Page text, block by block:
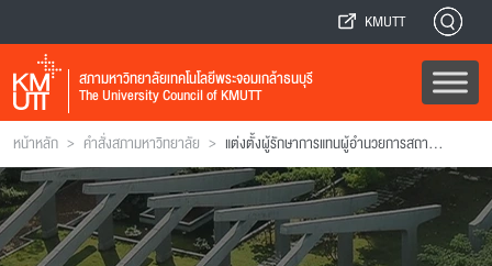
KMUTT
สภามหาวิทยาลัยเทคโนโลยีพระจอมเกล้าธนบุรี
The University Council of KMUTT
หน้าหลัก > คำสั่งสภามหาวิทยาลัย > แต่งตั้งผู้รักษาการแทนผู้อํานวยการสถาบันวิทยาการหุ่นยนต์ภาคสนาม